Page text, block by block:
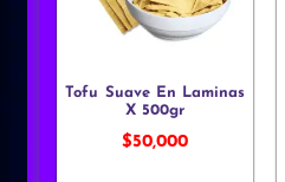
Tofu Suave En Laminas
X 500gr
$50,000